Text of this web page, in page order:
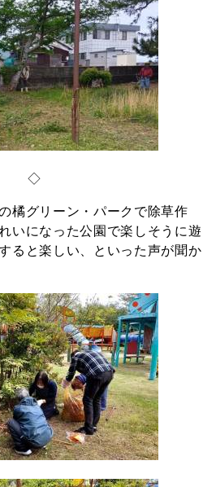
◇
橘グリーン・パークで除草作
いになった公園で楽しそうに遊
ると楽しい、といった声が聞か